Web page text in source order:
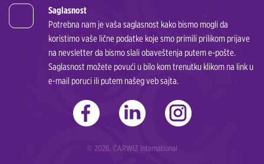
Saglasnost
Potrebna nam je vaša saglasnost kako bismo mogli da
koristimo vaše lične podatke koje smo primili prilikom prijave
na nevsletter da bismo slali obaveštenja putem e-pošte.
Saglasnost možete povući u bilo kom trenutku klikom na link u
e-mail poruci ili putem našeg veb sajta.
© 2026. CARWIZ International